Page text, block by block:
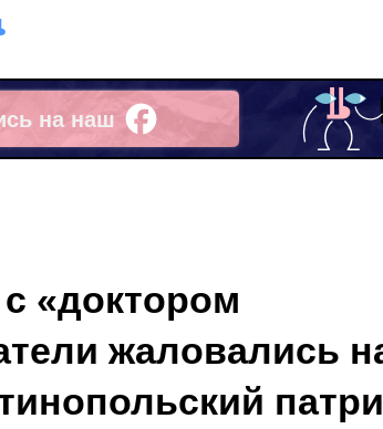
на наш
«доктором
жаловались